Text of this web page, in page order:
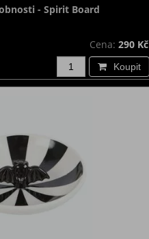
- Spirit Board
Cena: 290 Kč
Koupit